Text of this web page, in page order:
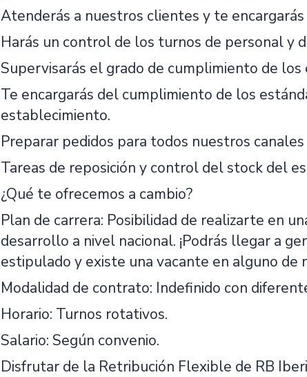
Atenderás a nuestros clientes y te
Harás un control de los turnos de personal y
Supervisarás el grado de cumplimiento de los
Te encargarás del cumplimiento de los
establecimiento.
Preparar pedidos para todos nuestros
Tareas de reposición y control del stock del
¿Qué te ofrecemos a cambio?
Plan de carrera: Posibilidad de realizarte en
desarrollo a nivel nacional. ¡Podrás llegar a
estipulado y existe una vacante en alguno de
Modalidad de contrato: Indefinido con
Horario: Turnos rotativos.
Salario: Según convenio.
Disfrutar de la Retribución Flexible de RB